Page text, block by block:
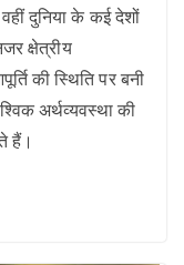
दुनिया के कई देशों
क्षेत्रीय
की स्थिति पर बनी
अर्थव्यवस्था की
हैं।